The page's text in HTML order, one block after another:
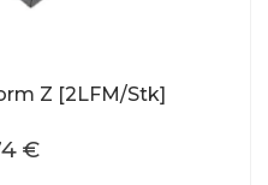
Z [2LFM/Stk]
€